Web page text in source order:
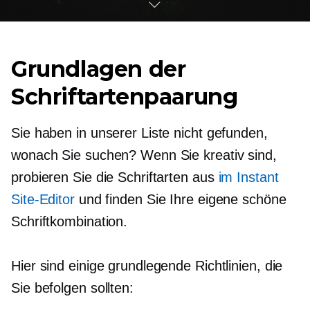
Grundlagen der
Schriftartenpaarung
Sie haben in unserer Liste nicht gefunden,
wonach Sie suchen? Wenn Sie kreativ sind,
probieren Sie die Schriftarten aus im Instant
Site-Editorund finden Sie Ihre eigene schöne
Schriftkombination.
Hier sind einige grundlegende Richtlinien, die
Sie befolgen sollten: